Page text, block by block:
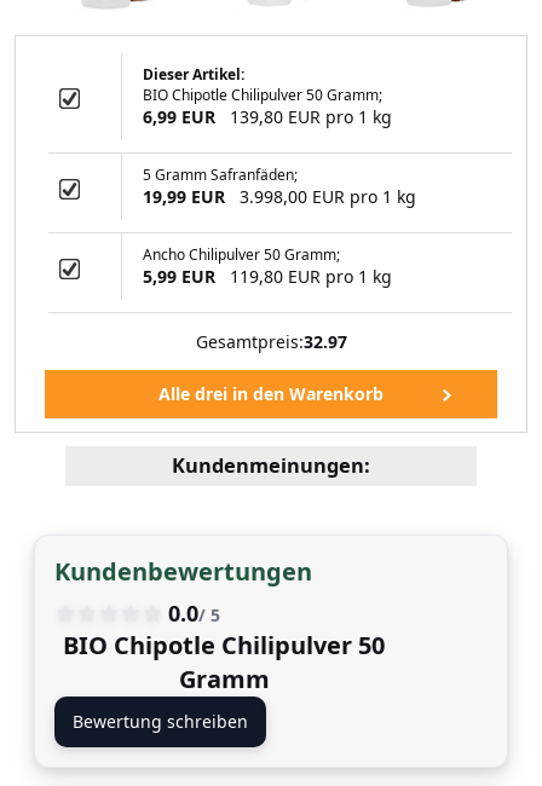
EUR
Dieser Artikel:
BIO Chipotle Chilipulver 50 Gramm;
6,99 EUR 139,80 EUR pro 1 kg
5 Gramm Safranfäden;
19,99 EUR 3.998,00 EUR pro 1 kg
Ancho Chilipulver 50 Gramm;
5,99 EUR 119,80 EUR pro 1 kg
Gesamtpreis:32.97
Kundenmeinungen:
Kundenbewertungen
0.0/ 5
BIO Chipotle Chilipulver 50
Gramm
Bewertung schreiben